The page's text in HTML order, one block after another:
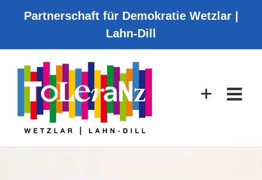
InhaltPartnerschaft für Demokratie Wetzlar |
Lahn-Dill